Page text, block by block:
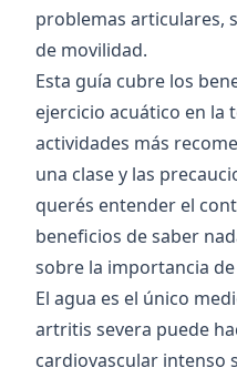
problemas articulares,
de movilidad.
Esta guía cubre los
ejercicio acuático en la
actividades más
una clase y las
querés entender el
beneficios de saber
sobre la importancia
El agua es el único
artritis severa puede
cardiovascular intenso